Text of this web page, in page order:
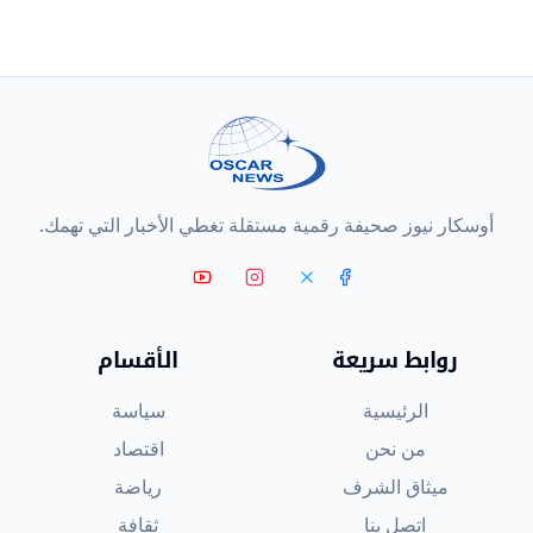
أوسكار نيوز صحيفة رقمية مستقلة تغطي الأخبار التي تهمك.
روابط سريعة
الرئيسية
من نحن
ميثاق الشرف
اتصل بنا
الأقسام
سياسة
اقتصاد
رياضة
ثقافة